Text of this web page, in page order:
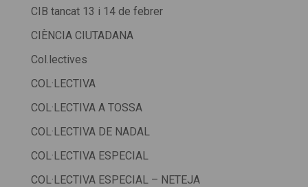
CIB tancat 13 i 14 de febrer
CIÈNCIA CIUTADANA
Col.lectives
COL·LECTIVA
COL·LECTIVA A TOSSA
COL·LECTIVA DE NADAL
COL·LECTIVA ESPECIAL
COL·LECTIVA ESPECIAL – NETEJA